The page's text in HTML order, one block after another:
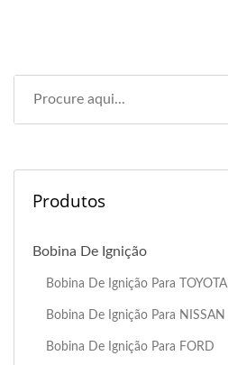
Produtos
Bobina De Ignição
Bobina De Ignição Para TOYOTA
Bobina De Ignição Para NISSAN
Bobina De Ignição Para FORD